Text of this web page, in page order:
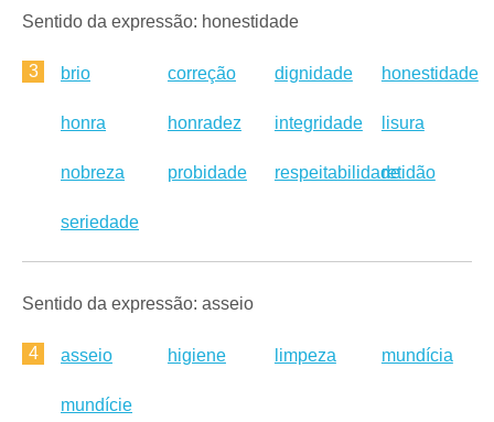
Sentido da expressão: honestidade
3 brio correção dignidade honestidade
honra honradez integridade lisura
nobreza probidade respeitabilidaderetidão
seriedade
Sentido da expressão: asseio
4 asseio higiene limpeza mundícia
mundície